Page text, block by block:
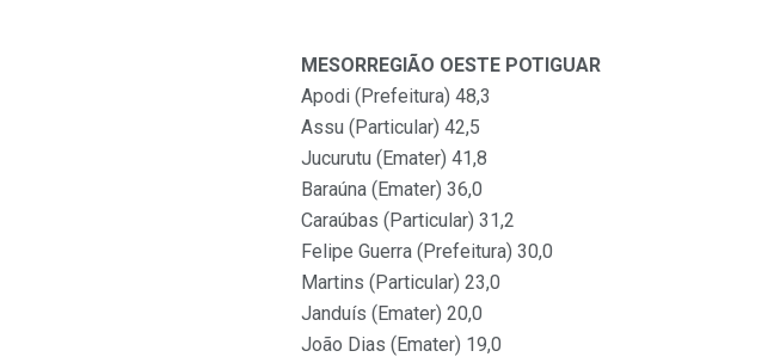
MESORREGIÃO OESTE POTIGUAR
Apodi (Prefeitura) 48,3
Assu (Particular) 42,5
Jucurutu (Emater) 41,8
Baraúna (Emater) 36,0
Caraúbas (Particular) 31,2
Felipe Guerra (Prefeitura) 30,0
Martins (Particular) 23,0
Janduís (Emater) 20,0
João Dias (Emater) 19,0